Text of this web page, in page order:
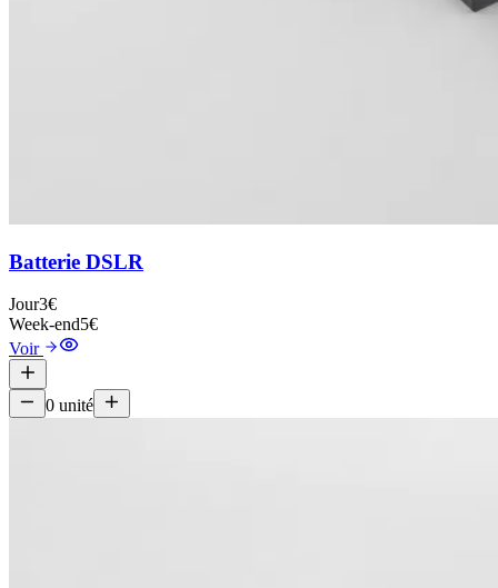
Batterie DSLR
Jour3€
Week-end5€
Voir
0 unité